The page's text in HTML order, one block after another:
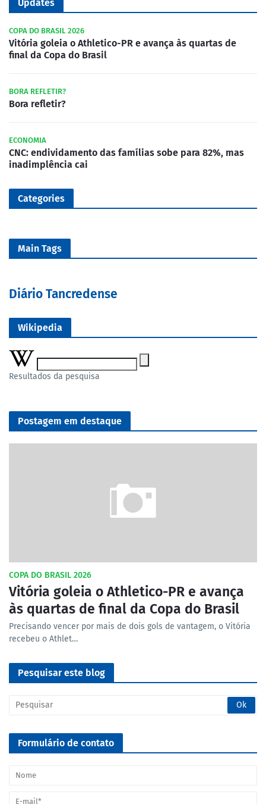
Updates
COPA DO BRASIL 2026
Vitória goleia o Athletico-PR e avança às quartas de
final da Copa do Brasil
BORA REFLETIR?
Bora refletir?
ECONOMIA
CNC: endividamento das famílias sobe para 82%, mas
inadimplência cai
Categories
Main Tags
Diário Tancredense
Wikipedia
Resultados da pesquisa
Postagem em destaque
COPA DO BRASIL 2026
Vitória goleia o Athletico-PR e avança
às quartas de final da Copa do Brasil
Precisando vencer por mais de dois gols de vantagem, o Vitória
recebeu o Athlet…
Pesquisar este blog
Formulário de contato